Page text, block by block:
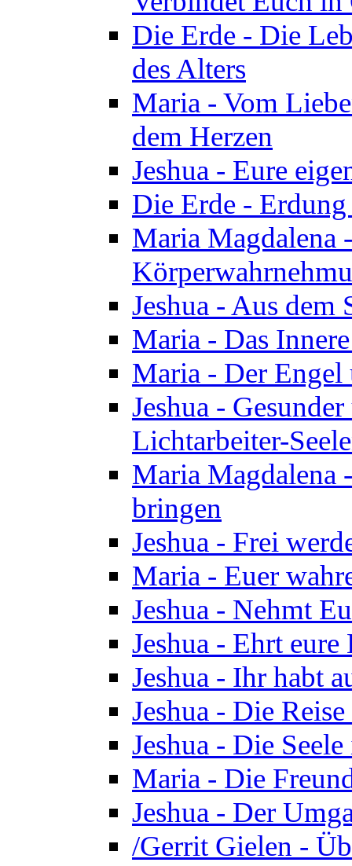
Die Erde - Die
des Alters
Maria - Vom
dem Herzen
Jeshua - Eure
Die Erde -
Maria Magdalena
Jeshua - Aus dem
Maria - Das
Maria - Der Engel
Jeshua -
Lichtarbeiter-
Maria Magdalena
bringen
Jeshua - Frei
Maria - Euer
Jeshua - Nehmt
Jeshua - Ehrt
Jeshua - Ihr habt
Jeshua - Die
Jeshua - Die
Maria - Die
Jeshua - Der
/Gerrit Gielen -